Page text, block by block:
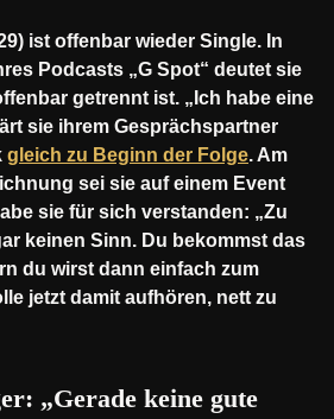
ist offenbar wieder Single. In
Podcasts „G Spot“ deutet sie
getrennt ist. „Ich habe eine
sie ihrem Gesprächspartner
gleich zu Beginn der Folge. Am
sei sie auf einem Event
sie für sich verstanden: „Zu
keinen Sinn. Du bekommst das
du wirst dann einfach zum
jetzt damit aufhören, nett zu
„Gerade keine gute